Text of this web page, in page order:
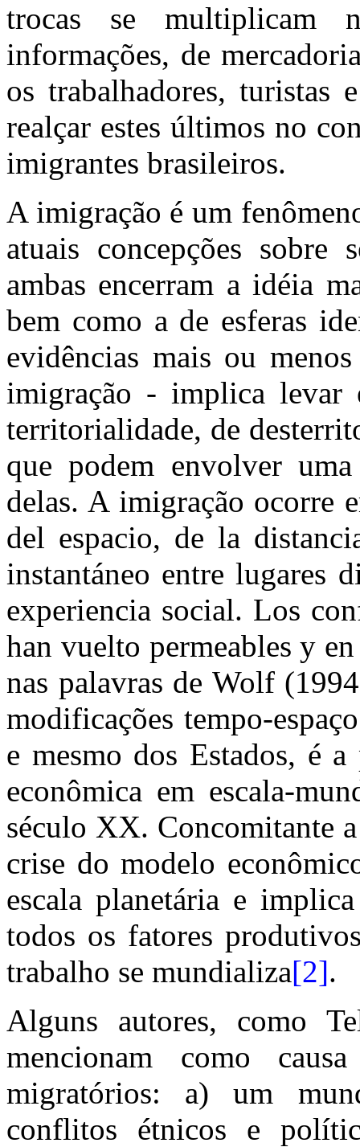
trocas se multiplicam
informações, de
os trabalhadores, turistas
realçar estes últimos no
imigrantes brasileiros.
A imigração é um
atuais concepções sobre
ambas encerram a idéia
bem como a de esferas
evidências mais ou
imigração - implica levar
territorialidade, de
que podem envolver
delas. A imigração ocorre
del espacio, de la
instantáneo entre lugares
experiencia social. Los
han vuelto permeables y
nas palavras de Wolf
modificações tempo-
e mesmo dos Estados, é
econômica em escala-
século XX. Concomitante
crise do modelo
escala planetária e
todos os fatores
trabalho se mundializa[2].
Alguns autores, como
mencionam como
migratórios: a) um
conflitos étnicos e